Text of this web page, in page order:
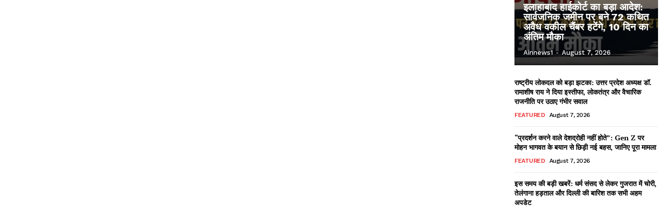
इलाहाबाद हाईकोर्ट का बड़ा आदेश:
सार्वजनिक जमीन पर बने 72 कथित
अवैध वकील चैंबर हटेंगे, 10 दिन का
अंतिम मौका
Ainnews1 - August 7, 2026
राष्ट्रीय लोकदल को बड़ा झटका: उत्तर प्रदेश अध्यक्ष डॉ.
रामाशीष राय ने दिया इस्तीफा, लोकतंत्र और वैचारिक
राजनीति पर उठाए गंभीर सवाल
FEATURED August 7, 2026
“प्रदर्शन करने वाले देशद्रोही नहीं होते”: Gen Z पर
मोहन भागवत के बयान से छिड़ी नई बहस, जानिए पूरा मामला
FEATURED August 7, 2026
इस समय की बड़ी खबरें: धर्म संसद से लेकर गुजरात में चोरी,
तेलंगाना हड़ताल और दिल्ली की बारिश तक सभी अहम
अपडेट